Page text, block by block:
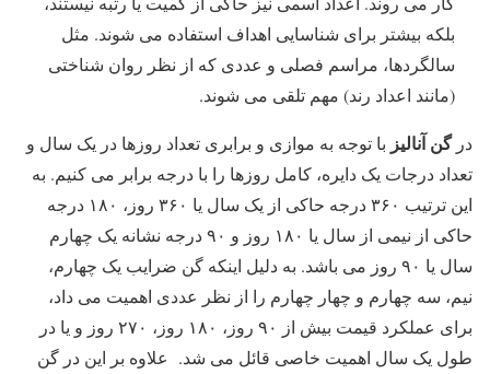
بلکه بیشتر برای شناسایی اهداف استفاده می شوند. مثل
سالگردها، مراسم فصلی و عددی که از نظر روان شناختی
(مانند اعداد رند) مهم تلقی می شوند.
درگن آنالیز با توجه به موازی و برابری تعداد روزها در یک سال و
تعداد درجات یک دایره، کامل روزها را با درجه برابر می کنیم. به
این ترتیب ۳۶۰ درجه حاکی از یک سال یا ۳۶۰ روز، ۱۸۰ درجه
حاکی از نیمی از سال یا ۱۸۰ روز و ۹۰ درجه نشانه یک چهارم
سال یا ۹۰ روز می باشد. به دلیل اینکه گن ضرایب یک چهارم،
نیم، سه چهارم و چهار چهارم را از نظر عددی اهمیت می داد،
برای عملکرد قیمت بیش از ۹۰ روز، ۱۸۰ روز، ۲۷۰ روز و یا در
طول یک سال اهمیت خاصی قائل می شد. علاوه بر این در گن